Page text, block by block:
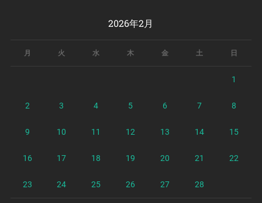
2026年2月
月 火 水 木 金 土 日
1
2 3 4 5 6 7 8
9 10 11 12 13 14 15
16 17 18 19 20 21 22
23 24 25 26 27 28